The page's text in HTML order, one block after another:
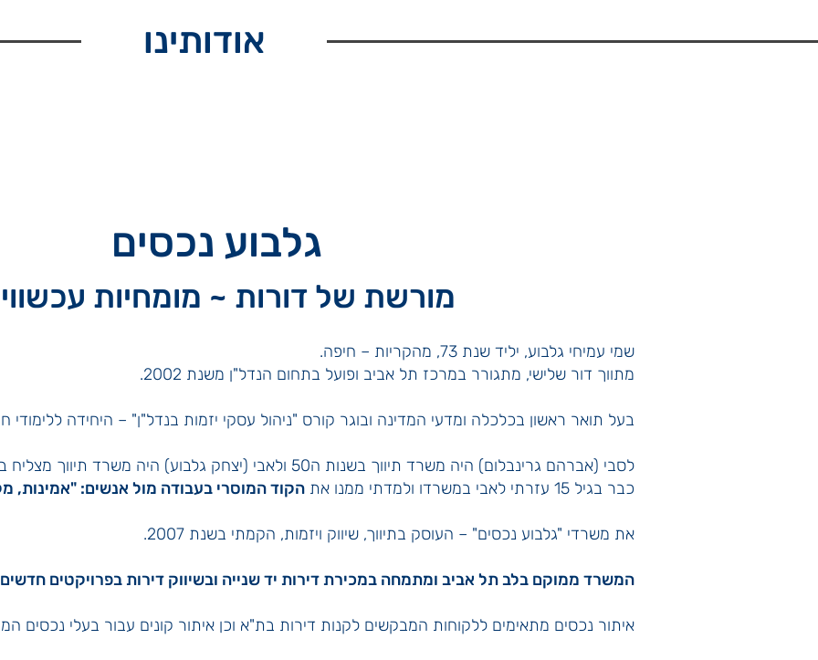
אודותינו
גלבוע נכסים
מורשת של דורות ~ מומחיות
שמי עמיחי גלבוע, יליד שנת 73, מהקריות – חיפה.
מתווך דור שלישי, מתגורר במרכז תל אביב ופועל בתחום הנדל"ן משנת 2002.
בעל תואר ראשון בכלכלה ומדעי המדינה ובוגר קורס "ניהול עסקי יזמות בנדל"ן" – היחידה ללימודי
לסבי (אברהם גרינבלום) היה משרד תיווך בשנות ה50 ולאבי (יצחק גלבוע) היה משרד תיווך מצליח בשנות ה80 (תיווך גלבוע).
כבר בגיל 15 עזרתי לאבי במשרדו ולמדתי ממנו את
הקוד המוסרי בעבודה מול אנשים: "אמינות,
את משרדי "גלבוע נכסים" – העוסק בתיווך, שיווק ויזמות, הקמתי בשנת 2007.
המשרד ממוקם בלב תל אביב ומתמחה במכירת דירות יד שנייה ובשיווק דירות בפרויקטים
איתור נכסים מתאימים ללקוחות המבקשים לקנות דירות בת"א וכן איתור קונים עבור בעלי נכסים